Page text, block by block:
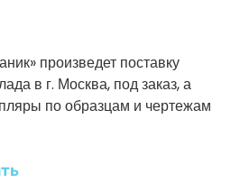
произведет поставку
в г. Москва, под заказ, а
по образцам и чертежам